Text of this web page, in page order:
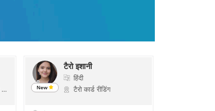
New
टैरो इशानी
हिंदी
टैरो कार्ड रीडिंग